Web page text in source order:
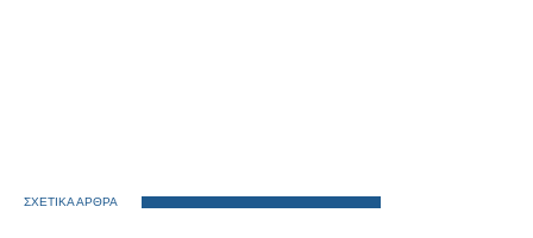
ΣΧΕΤΙΚΑ ΑΡΘΡΑ